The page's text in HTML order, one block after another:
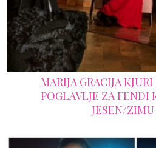
MARIJA GRACIJA
POGLAVLJE ZA FENDI
JESEN/ZIMU